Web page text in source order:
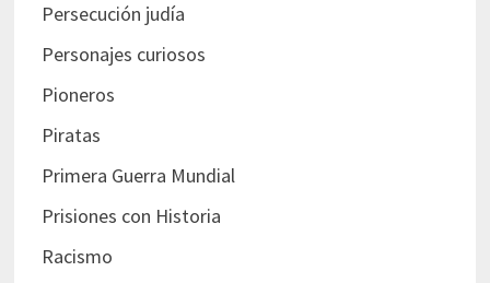
Persecución judía
Personajes curiosos
Pioneros
Piratas
Primera Guerra Mundial
Prisiones con Historia
Racismo